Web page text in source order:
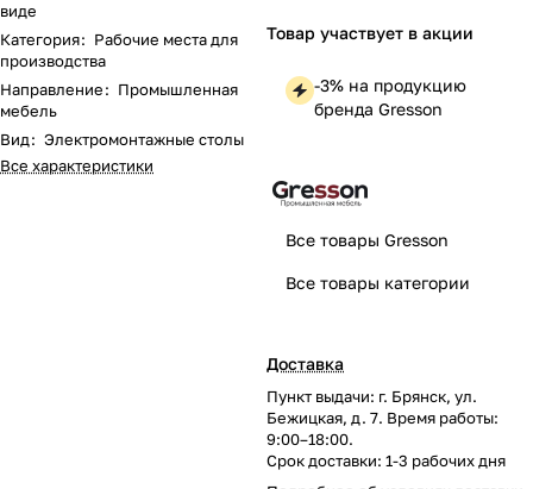
виде
Категория: Рабочие места для
производства
Направление: Промышленная
мебель
Вид: Электромонтажные столы
Все характеристики
Товар участвует в акции
-3% на продукцию
бренда Gresson
Все товары Gresson
Все товары категории
Доставка
Пункт выдачи: г. Брянск, ул.
Бежицкая, д. 7. Время работы:
9:00–18:00.
Срок доставки: 1-3 рабочих дня